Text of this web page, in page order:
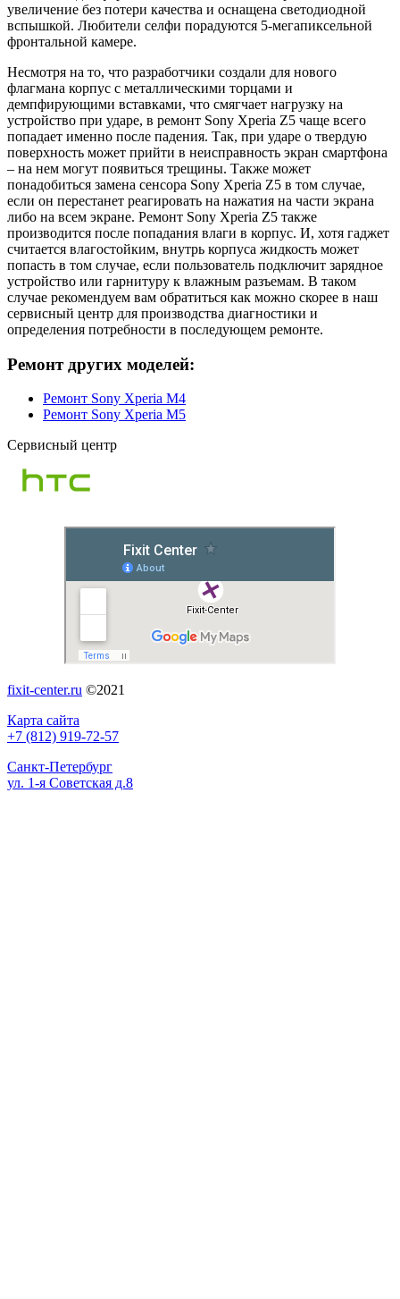
увеличение без потери качества и оснащена светодиодной
вспышкой. Любители селфи порадуются 5-мегапиксельной
фронтальной камере.
Несмотря на то, что разработчики создали для нового
флагмана корпус с металлическими торцами и
демпфирующими вставками, что смягчает нагрузку на
устройство при ударе, в ремонт Sony Xperia Z5 чаще всего
попадает именно после падения. Так, при ударе о твердую
поверхность может прийти в неисправность экран смартфона
– на нем могут появиться трещины. Также может
понадобиться замена сенсора Sony Xperia Z5 в том случае,
если он перестанет реагировать на нажатия на части экрана
либо на всем экране. Ремонт Sony Xperia Z5 также
производится после попадания влаги в корпус. И, хотя гаджет
считается влагостойким, внутрь корпуса жидкость может
попасть в том случае, если пользователь подключит зарядное
устройство или гарнитуру к влажным разъемам. В таком
случае рекомендуем вам обратиться как можно скорее в наш
сервисный центр для производства диагностики и
определения потребности в последующем ремонте.
Ремонт других моделей:
Ремонт Sony Xperia M4
Ремонт Sony Xperia M5
Сервисный центр
fixit-center.ru ©2021
Карта сайта
+7 (812) 919-72-57
Санкт-Петербург
ул. 1-я Советская д.8